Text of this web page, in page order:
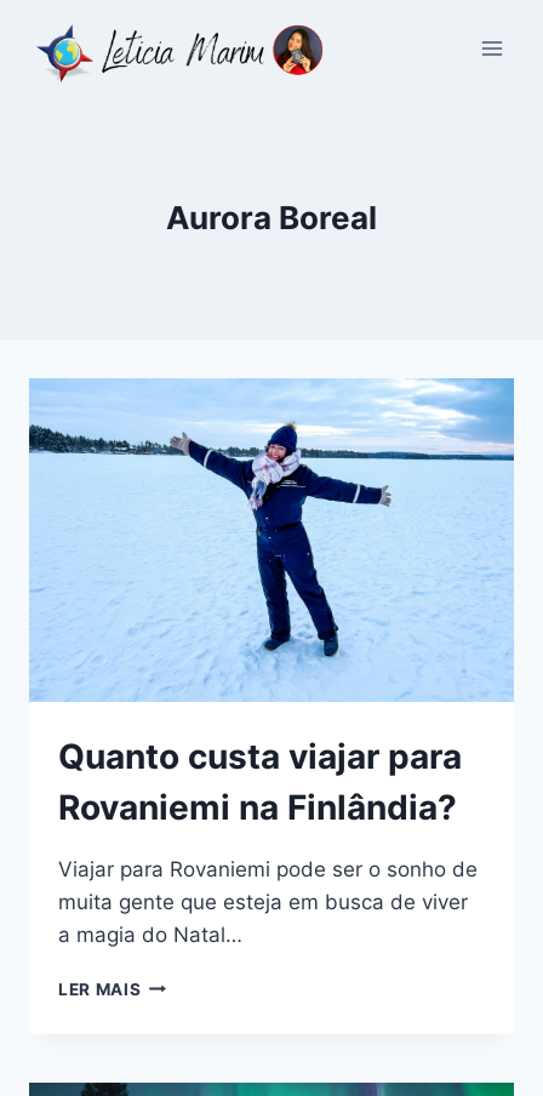
para
Aurora Boreal
Quanto custa viajar para
Rovaniemi na Finlândia?
Viajar para Rovaniemi pode ser o sonho de
muita gente que esteja em busca de viver
a magia do Natal…
LER MAIS QUANTO
ROVANIEMI